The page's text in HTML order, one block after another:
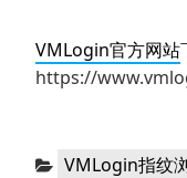
VMLogin官方网站
https://
分 VMLogin指纹